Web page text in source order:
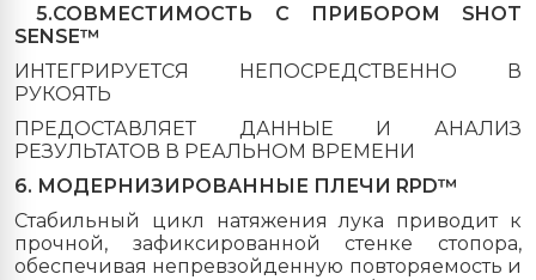
5.СОВМЕСТИМОСТЬ С ПРИБОРОМ SHOT
SENSE™
ИНТЕГРИРУЕТСЯ НЕПОСРЕДСТВЕННО В
РУКОЯТЬ
ПРЕДОСТАВЛЯЕТ ДАННЫЕ И АНАЛИЗ
РЕЗУЛЬТАТОВ В РЕАЛЬНОМ ВРЕМЕНИ
6. МОДЕРНИЗИРОВАННЫЕ ПЛЕЧИ RPD™
Стабильный цикл натяжения лука приводит к
прочной, зафиксированной стенке стопора,
обеспечивая непревзойденную повторяемость и